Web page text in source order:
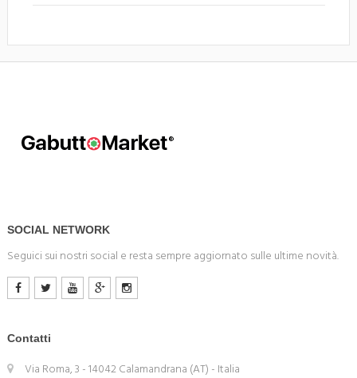
SOCIAL NETWORK
Seguici sui nostri social e resta sempre aggiornato sulle ultime novità.
Contatti
Via Roma, 3 - 14042 Calamandrana (AT) - Italia